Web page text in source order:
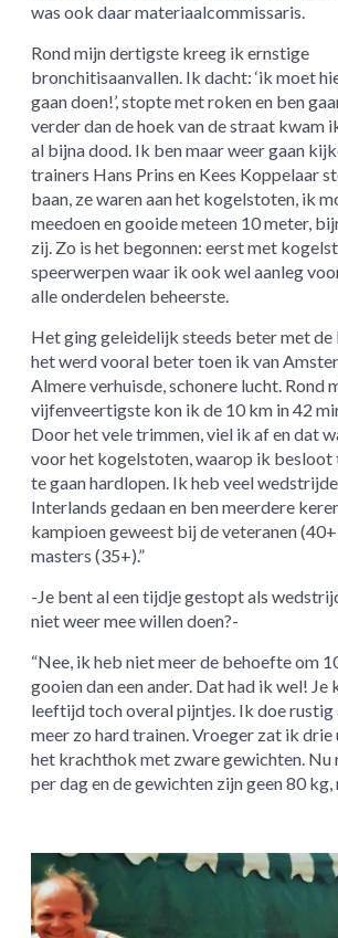
was ook daar materiaalcommissaris.
Rond mijn dertigste kreeg ik ernstige
bronchitisaanvallen. Ik dacht: ‘ik moet
gaan doen!’, stopte met roken en ben
verder dan de hoek van de straat kwam
al bijna dood. Ik ben maar weer gaan
trainers Hans Prins en Kees Koppelaar
baan, ze waren aan het kogelstoten, ik
meedoen en gooide meteen 10 meter,
zij. Zo is het begonnen: eerst met
speerwerpen waar ik ook wel aanleg
alle onderdelen beheerste.
Het ging geleidelijk steeds beter met
het werd vooral beter toen ik van
Almere verhuisde, schonere lucht. Rond
vijfenveertigste kon ik de 10 km in 42
Door het vele trimmen, viel ik af en dat
voor het kogelstoten, waarop ik besloot
te gaan hardlopen. Ik heb veel
Interlands gedaan en ben meerdere
kampioen geweest bij de veteranen
masters (35+).”
-Je bent al een tijdje gestopt als
niet weer mee willen doen?-
“Nee, ik heb niet meer de behoefte om
gooien dan een ander. Dat had ik wel!
leeftijd toch overal pijntjes. Ik doe rustig
meer zo hard trainen. Vroeger zat ik drie
het krachthok met zware gewichten. Nu
per dag en de gewichten zijn geen 80 kg,